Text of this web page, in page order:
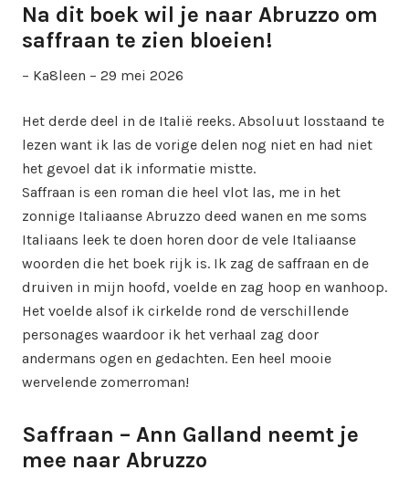
Na dit boek wil je naar Abruzzo om
saffraan te zien bloeien!
– Ka8leen – 29 mei 2026
Het derde deel in de Italië reeks. Absoluut losstaand te
lezen want ik las de vorige delen nog niet en had niet
het gevoel dat ik informatie mistte.
Saffraan is een roman die heel vlot las, me in het
zonnige Italiaanse Abruzzo deed wanen en me soms
Italiaans leek te doen horen door de vele Italiaanse
woorden die het boek rijk is. Ik zag de saffraan en de
druiven in mijn hoofd, voelde en zag hoop en wanhoop.
Het voelde alsof ik cirkelde rond de verschillende
personages waardoor ik het verhaal zag door
andermans ogen en gedachten. Een heel mooie
wervelende zomerroman!
Saffraan – Ann Galland neemt je
mee naar Abruzzo